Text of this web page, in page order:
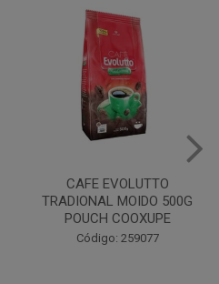
CAFE EVOLUTTO PREMIUM
MOIDO 500G COOXUPE
Código: 259094